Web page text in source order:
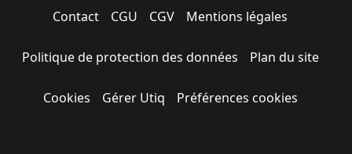
Contact CGU CGV Mentions légales
Politique de protection des données Plan du site
Cookies Gérer Utiq Préférences cookies